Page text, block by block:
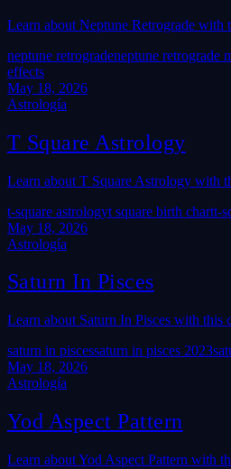
Learn about Neptune Retrograde with
neptune retrogradeneptune retrograde
effects
May 18, 2026
Astrología
T Square Astrology
Learn about T Square Astrology with
t-square astrologyt square birth chartt-
May 18, 2026
Astrología
Saturn In Pisces
Learn about Saturn In Pisces with this
saturn in piscessaturn in pisces 2023
May 18, 2026
Astrología
Yod Aspect Pattern
Learn about Yod Aspect Pattern with